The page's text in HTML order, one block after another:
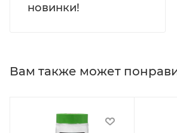
новинки!
Вам также может